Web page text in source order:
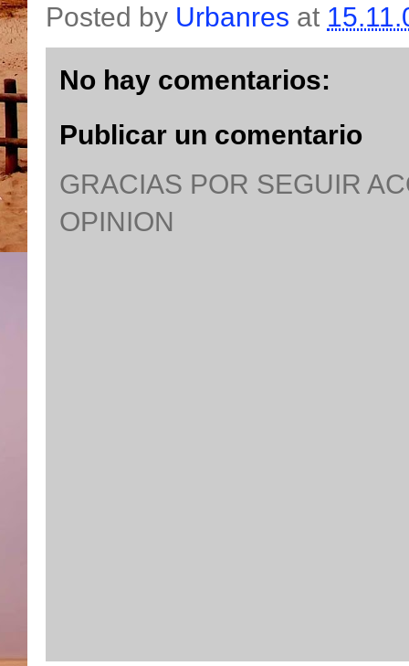
Posted by Urbanres at
No hay comentarios:
Publicar un comentario
GRACIAS POR SEGUIR
OPINION